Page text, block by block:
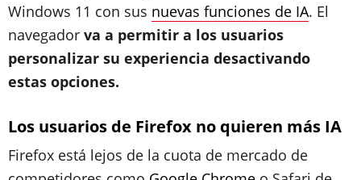
Windows 11 con sus nuevas funciones de IA. El
navegador va a permitir a los usuarios
personalizar su experiencia desactivando
estas opciones.
Los usuarios de Firefox no quieren más IA
Firefox está lejos de la cuota de mercado de